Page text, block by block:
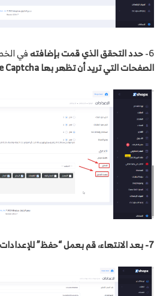
6- حدد التحقق الذي قمت بإضافتهفي
الصفحات التي تريد أن تظهر بها Google Captcha
7- بعد الانتهاء، قم بعمل “حفظ” للإعدادات